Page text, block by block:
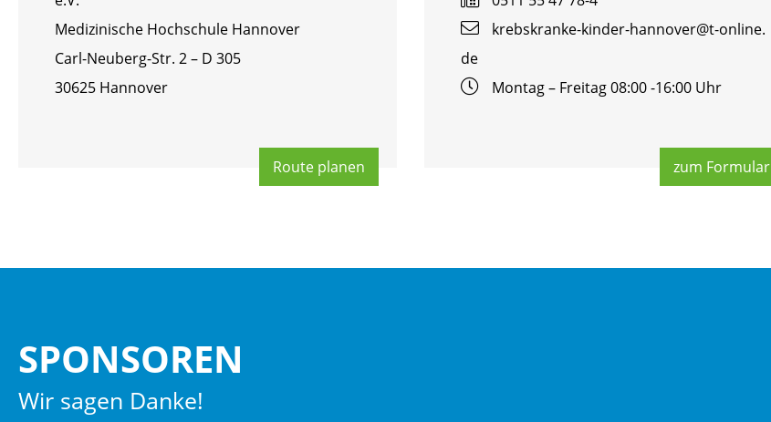
Me­di­zi­ni­sche Hoch­schu­le Han­no­ver
Carl-Neu­berg-Str. 2 – D 305
30625 Han­no­ver
Route pla­nen
krebs­kran­ke-kin­der-han­no­ver@​t-​online.​
de
Mon­tag – Frei­tag 08:00 -16:00 Uhr
zum For­mu­lar
SPON­SO­REN
Wir sagen Danke!